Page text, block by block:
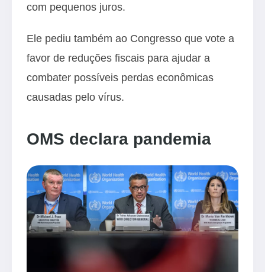
com pequenos juros.
Ele pediu também ao Congresso que vote a
favor de reduções fiscais para ajudar a
combater possíveis perdas econômicas
causadas pelo vírus.
OMS declara pandemia